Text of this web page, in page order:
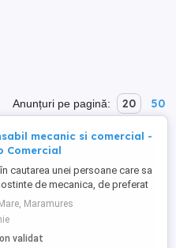
Anunțuri pe pagină: 20 50
mecanic si comercial -
Comercial
cautarea unei persoane care sa
de mecanica, de preferat
(motoare, culturi,
pentru depanare, explicatii si
interventii, precum si capacitati
a produselor si serviciilor
Maramures
validat